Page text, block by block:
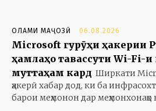
ОЛАМИ МАҶОЗӢ 06.08.2026
Microsoft гурӯҳи ҳакерии
ҳамлаҳо тавассути Wi-Fi-
муттаҳам кард Ширкати
ҳакерӣ хабар дод, ки ба
барои меҳмонон дар меҳмонхонаҳо